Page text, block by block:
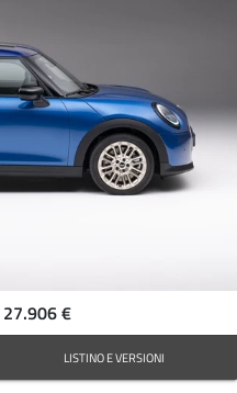
27.906 €
LISTINO E VERSIONI